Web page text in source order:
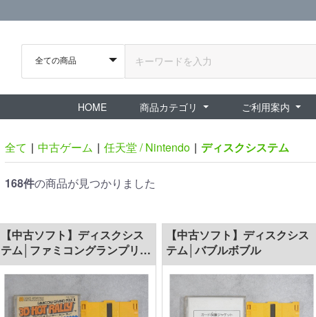
HOME
商品カテゴリ
ご利用案内
全て | 中古ゲーム | 任天堂 / Nintendo | ディスクシステム
168件の商品が見つかりました
【中古ソフト】ディスクシス
テム│ファミコングランプリII
3Dホットラリー
【中古ソフト】ディスクシス
テム│バブルボブル